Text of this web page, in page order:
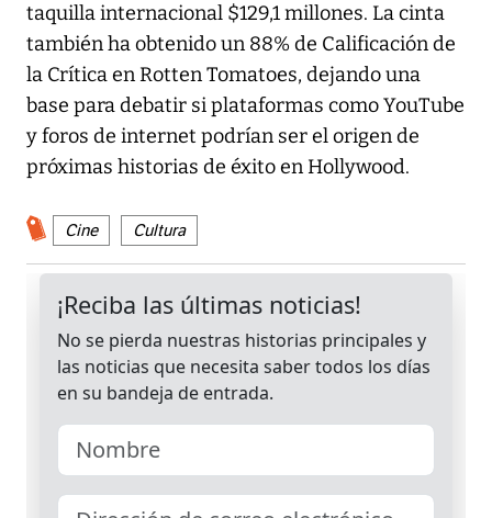
taquilla internacional $129,1 millones. La cinta
también ha obtenido un 88% de Calificación de
la Crítica en Rotten Tomatoes, dejando una
base para debatir si plataformas como YouTube
y foros de internet podrían ser el origen de
próximas historias de éxito en Hollywood.
Cine Cultura